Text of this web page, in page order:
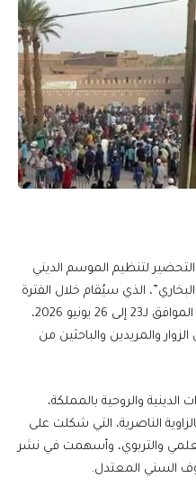
لتنظيم الموسم الديني
الذي سيُقام خلال الفترة
الممتدة من 7 إلى 10 محرم 1448 هـ، الموافق لـ23 إلى 26 يونيو 2026،
والمريدين والباحثين من
والروحية بالمملكة،
الناصرية، التي شكلت على
والتربوي، وأسهمت في نشر
السني المعتدل.